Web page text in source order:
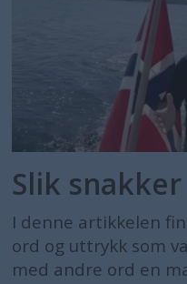
Slik
I denne artikkelen
ord og uttrykk som
med andre ord en